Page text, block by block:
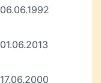
06.06.1992
01.06.2013
17.06.2000